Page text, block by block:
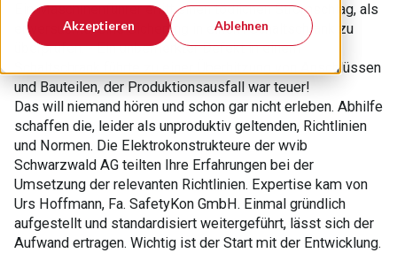
Akzeptieren Ablehnen
Ein Maschinenführer erlitt einen tödlichen Stromschlag, als
er versuchte, eine Sicherung in einem Schaltschrank zu
überprüfen. - Ein unbemerkter Defekt in einem
Schaltschrank führte zu einer Überhitzung von Anschlüssen
und Bauteilen, der Produktionsausfall war teuer!
Das will niemand hören und schon gar nicht erleben. Abhilfe
schaffen die, leider als unproduktiv geltenden, Richtlinien
und Normen. Die Elektrokonstrukteure der wvib
Schwarzwald AG teilten Ihre Erfahrungen bei der
Umsetzung der relevanten Richtlinien. Expertise kam von
Urs Hoffmann, Fa. SafetyKon GmbH. Einmal gründlich
aufgestellt und standardisiert weitergeführt, lässt sich der
Aufwand ertragen. Wichtig ist der Start mit der Entwicklung.